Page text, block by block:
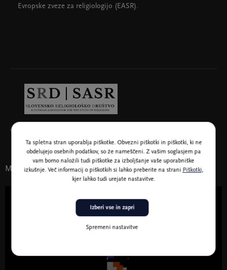
Evropske zveze za religiologijo (EASR).
V sodelovanju s Slovenskim religiološkim društvom
Morda vas zanima tudi
Skrivne sile, javni strahovi: teorije zarote,
Ta spletna stran uporablja piškotke. Obvezni piškotki in piškotki, ki ne
obdelujejo osebnih podatkov, so že nameščeni. Z vašim soglasjem pa
vam bomo naložili tudi piškotke za izboljšanje vaše uporabniške
izkušnje. Več informacij o piškotkih si lahko preberite na strani Piškotki,
kjer lahko tudi urejate nastavitve.
Spremeni nastavitve
Izberi vse in zapri